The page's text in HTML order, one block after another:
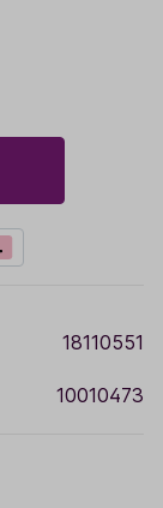
18110551
10010473